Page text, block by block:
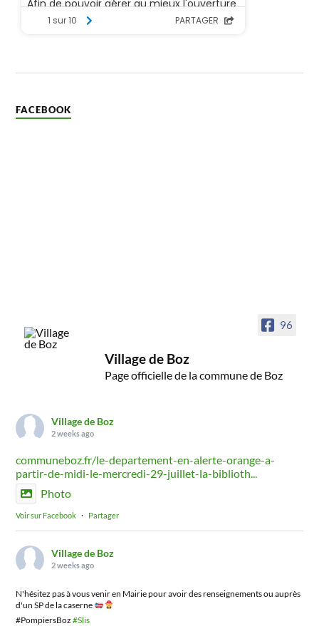
FACEBOOK
96
Village de Boz
Page officielle de la commune de Boz
Village de Boz
2 weeks ago
communeboz.fr/le-departement-en-alerte-orange-a-
partir-de-midi-le-mercredi-29-juillet-la-biblioth...
Photo
Voir sur Facebook · Partager
Village de Boz
2 weeks ago
N'hésitez pas à vous venir en Mairie pour avoir des renseignements ou auprès
d'un SP de la caserne
#PompiersBoz#Slis